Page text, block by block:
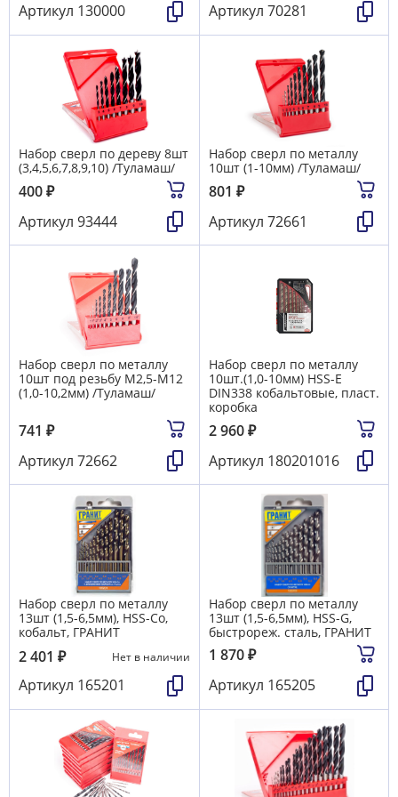
Артикул 130000
Артикул 70281
Набор сверл по дереву 8шт
(3,4,5,6,7,8,9,10) /Туламаш/
400₽
Артикул 93444
Набор сверл по металлу
10шт (1-10мм) /Туламаш/
801 ₽
Артикул 72661
Набор сверл по металлу
10шт под резьбу М2,5-М12
(1,0-10,2мм) /Туламаш/
741 ₽
Артикул 72662
Набор сверл по металлу
10шт.(1,0-10мм) HSS-Е
DIN338 кобальтовые, пласт.
коробка
2 960₽
Артикул 180201016
Набор сверл по металлу
13шт (1,5-6,5мм), HSS-Co,
кобальт, ГРАНИТ
2 401 ₽ Нет в наличии
Артикул 165201
Набор сверл по металлу
13шт (1,5-6,5мм), HSS-G,
быстрореж. сталь, ГРАНИТ
1 870₽
Артикул 165205